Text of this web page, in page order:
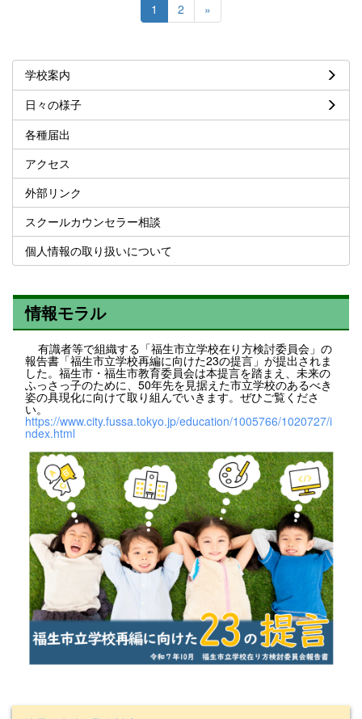
1 2 »
学校案内
日々の様子
各種届出
アクセス
外部リンク
スクールカウンセラー相談
個人情報の取り扱いについて
情報モラル
有識者等で組織する「福生市立学校在り方検討委員会」の
報告書「福生市立学校再編に向けた23の提言」が提出されま
した。福生市・福生市教育委員会は本提言を踏まえ、未来の
ふっさっ子のために、50年先を見据えた市立学校のあるべき
姿の具現化に向けて取り組んでいきます。ぜひご覧くださ
い。
https://www.city.fussa.tokyo.jp/education/1005766/1020727/i
ndex.html